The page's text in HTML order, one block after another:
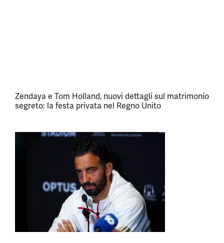
Zendaya e Tom Holland, nuovi dettagli sul matrimonio
segreto: la festa privata nel Regno Unito